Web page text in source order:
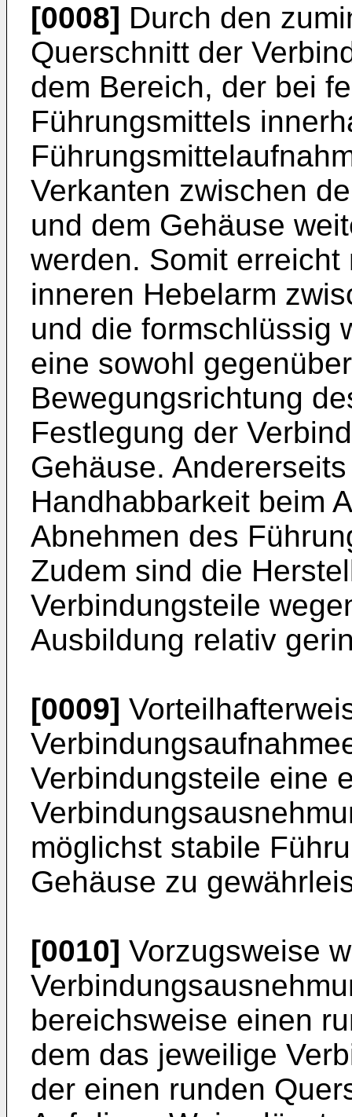
[0008] Durch den
Querschnitt der
dem Bereich, der bei
Führungsmittels
Verkanten zwischen
und dem Gehäuse
werden. Somit
inneren Hebelarm
und die formschlüssig
eine sowohl
Bewegungsrichtung
Festlegung der
Gehäuse.
Handhabbarkeit beim
Abnehmen des
Zudem sind die
Verbindungsteile
Ausbildung relativ
[0009]
Verbindungsteile eine
möglichst stabile
Gehäuse zu
[0010] Vorzugsweise
bereichsweise einen
dem das jeweilige
der einen runden